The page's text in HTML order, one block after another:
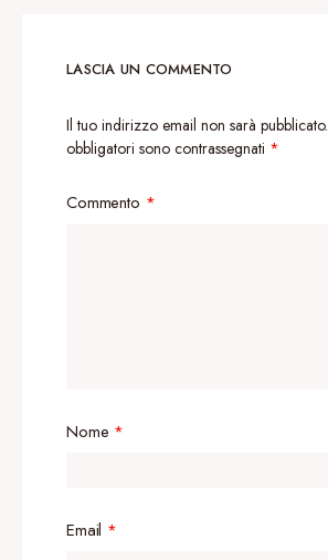
LASCIA UN COMMENTO
Il tuo indirizzo email non sarà pubblicato.
obbligatori sono contrassegnati *
Commento *
Nome *
Email *